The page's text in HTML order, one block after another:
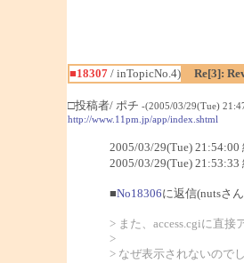
■18307/ inTopicNo.4)
Re[3]:
□投稿者/ ポチ -(2005/03/29(Tue)
http://www.11pm.jp/app/index.shtml
2005/03/29(Tue) 21:54:00
2005/03/29(Tue) 21:53:33
■No18306に返信(nutsさ
> また、access.cgiに直接
>
> なぜ表示されないので